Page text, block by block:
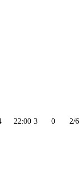
22:00 3 0 2/6